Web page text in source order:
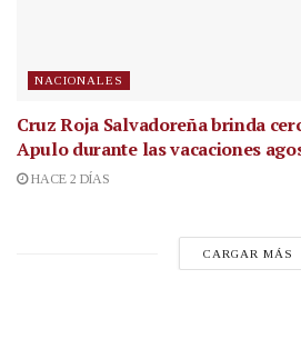
NACIONALES
Cruz Roja Salvadoreña brinda
Apulo durante las vacaciones
HACE 2 DÍAS
CARGAR MÁS